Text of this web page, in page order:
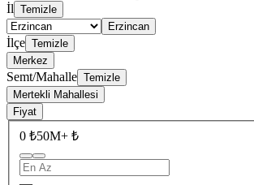
İl Temizle
Erzincan
İlçe Temizle
Merkez
Semt/Mahalle Temizle
Mertekli Mahallesi
Fiyat
0 ₺50M+ ₺